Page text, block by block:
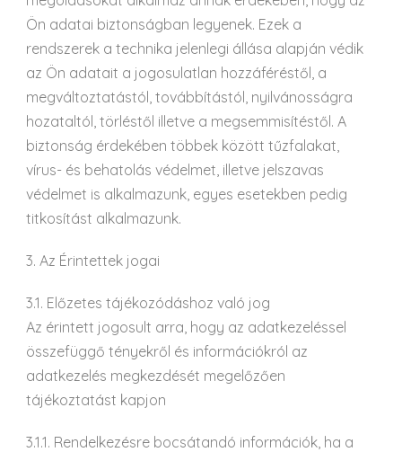
Ön adatai biztonságban legyenek. Ezek a
rendszerek a technika jelenlegi állása alapján védik
az Ön adatait a jogosulatlan hozzáféréstől, a
megváltoztatástól, továbbítástól, nyilvánosságra
hozataltól, törléstől illetve a megsemmisítéstől. A
biztonság érdekében többek között tűzfalakat,
vírus- és behatolás védelmet, illetve jelszavas
védelmet is alkalmazunk, egyes esetekben pedig
titkosítást alkalmazunk.
3. Az Érintettek jogai
3.1. Előzetes tájékozódáshoz való jog
Az érintett jogosult arra, hogy az adatkezeléssel
összefüggő tényekről és információkról az
adatkezelés megkezdését megelőzően
tájékoztatást kapjon
3.1.1. Rendelkezésre bocsátandó információk, ha a